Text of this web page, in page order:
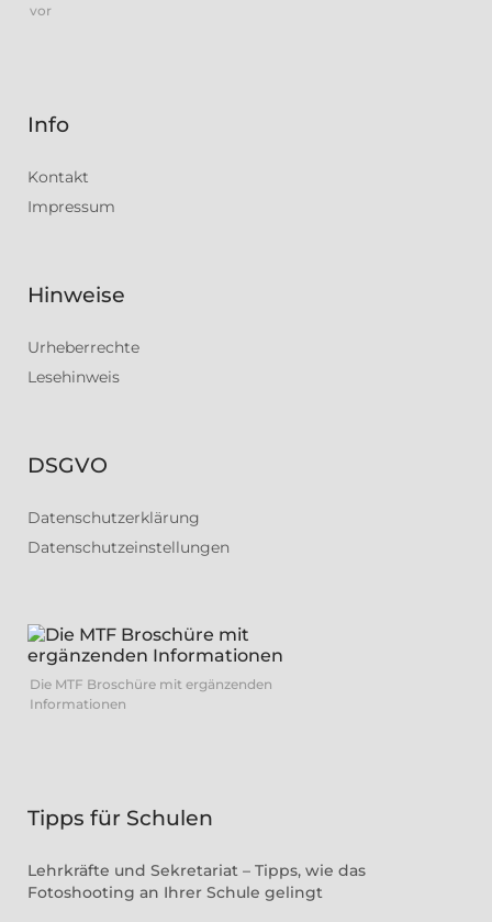
vor
Info
Kontakt
Impressum
Hinweise
Urheberrechte
Lesehinweis
DSGVO
Datenschutzerklärung
Datenschutzeinstellungen
Die MTF Broschüre mit ergänzenden
Informationen
Tipps für Schulen
Lehrkräfte und Sekretariat – Tipps, wie das
Fotoshooting an Ihrer Schule gelingt